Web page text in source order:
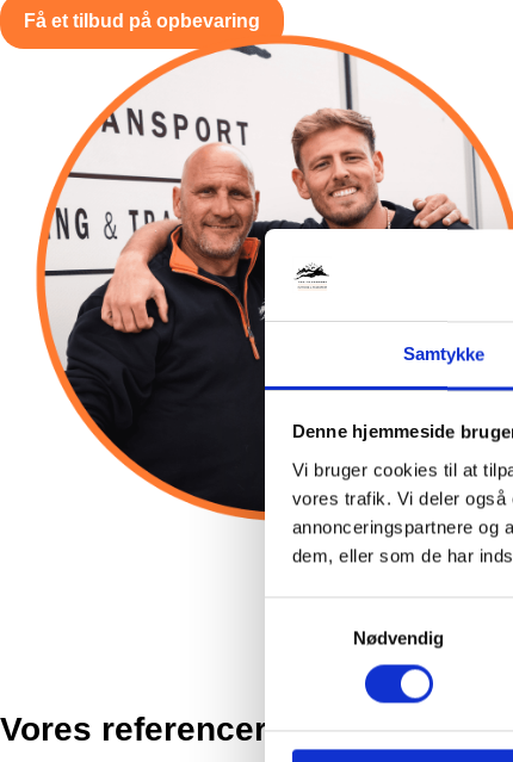
Samtykke
Denne hjemmeside
Vi bruger cookies til at
vores trafik. Vi deler også
annonceringspartnere og
dem, eller som de har
Nødvendig
Få et tilbud på opbevaring
Vores referencer: